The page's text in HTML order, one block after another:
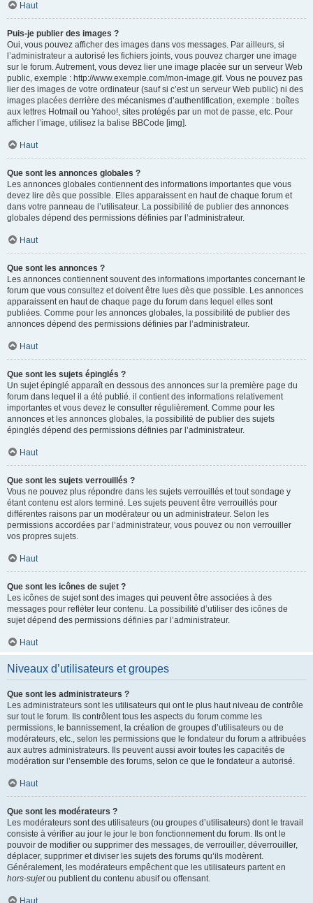
Haut
Puis-je publier des images ?
Oui, vous pouvez afficher des images dans vos messages. Par ailleurs, si
l’administrateur a autorisé les fichiers joints, vous pouvez charger une image
sur le forum. Autrement, vous devez lier une image placée sur un serveur Web
public, exemple : http://www.exemple.com/mon-image.gif. Vous ne pouvez pas
lier des images de votre ordinateur (sauf si c’est un serveur Web public) ni des
images placées derrière des mécanismes d’authentification, exemple : boîtes
aux lettres Hotmail ou Yahoo!, sites protégés par un mot de passe, etc. Pour
afficher l’image, utilisez la balise BBCode [img].
Haut
Que sont les annonces globales ?
Les annonces globales contiennent des informations importantes que vous
devez lire dès que possible. Elles apparaissent en haut de chaque forum et
dans votre panneau de l’utilisateur. La possibilité de publier des annonces
globales dépend des permissions définies par l’administrateur.
Haut
Que sont les annonces ?
Les annonces contiennent souvent des informations importantes concernant le
forum que vous consultez et doivent être lues dès que possible. Les annonces
apparaissent en haut de chaque page du forum dans lequel elles sont
publiées. Comme pour les annonces globales, la possibilité de publier des
annonces dépend des permissions définies par l’administrateur.
Haut
Que sont les sujets épinglés ?
Un sujet épinglé apparaît en dessous des annonces sur la première page du
forum dans lequel il a été publié. il contient des informations relativement
importantes et vous devez le consulter régulièrement. Comme pour les
annonces et les annonces globales, la possibilité de publier des sujets
épinglés dépend des permissions définies par l’administrateur.
Haut
Que sont les sujets verrouillés ?
Vous ne pouvez plus répondre dans les sujets verrouillés et tout sondage y
étant contenu est alors terminé. Les sujets peuvent être verrouillés pour
différentes raisons par un modérateur ou un administrateur. Selon les
permissions accordées par l’administrateur, vous pouvez ou non verrouiller
vos propres sujets.
Haut
Que sont les icônes de sujet ?
Les icônes de sujet sont des images qui peuvent être associées à des
messages pour refléter leur contenu. La possibilité d’utiliser des icônes de
sujet dépend des permissions définies par l’administrateur.
Haut
Niveaux d’utilisateurs et groupes
Que sont les administrateurs ?
Les administrateurs sont les utilisateurs qui ont le plus haut niveau de contrôle
sur tout le forum. Ils contrôlent tous les aspects du forum comme les
permissions, le bannissement, la création de groupes d’utilisateurs ou de
modérateurs, etc., selon les permissions que le fondateur du forum a attribuées
aux autres administrateurs. Ils peuvent aussi avoir toutes les capacités de
modération sur l’ensemble des forums, selon ce que le fondateur a autorisé.
Haut
Que sont les modérateurs ?
Les modérateurs sont des utilisateurs (ou groupes d’utilisateurs) dont le travail
consiste à vérifier au jour le jour le bon fonctionnement du forum. Ils ont le
pouvoir de modifier ou supprimer des messages, de verrouiller, déverrouiller,
déplacer, supprimer et diviser les sujets des forums qu’ils modèrent.
Généralement, les modérateurs empêchent que les utilisateurs partent en
hors-sujetou publient du contenu abusif ou offensant.
Haut